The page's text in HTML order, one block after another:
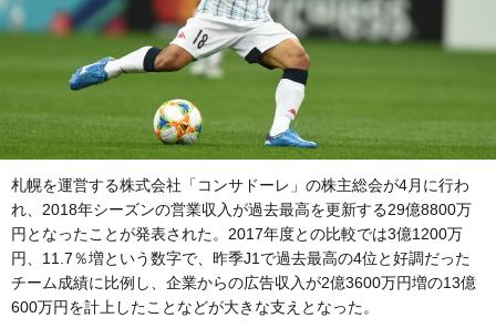
札幌を運営する株式会社「コンサドーレ」の株主総会が4月に行わ
れ、2018年シーズンの営業収入が過去最高を更新する29億8800万
円となったことが発表された。2017年度との比較では3億1200万
円、11.7％増という数字で、昨季J1で過去最高の4位と好調だった
チーム成績に比例し、企業からの広告収入が2億3600万円増の13億
600万円を計上したことなどが大きな支えとなった。